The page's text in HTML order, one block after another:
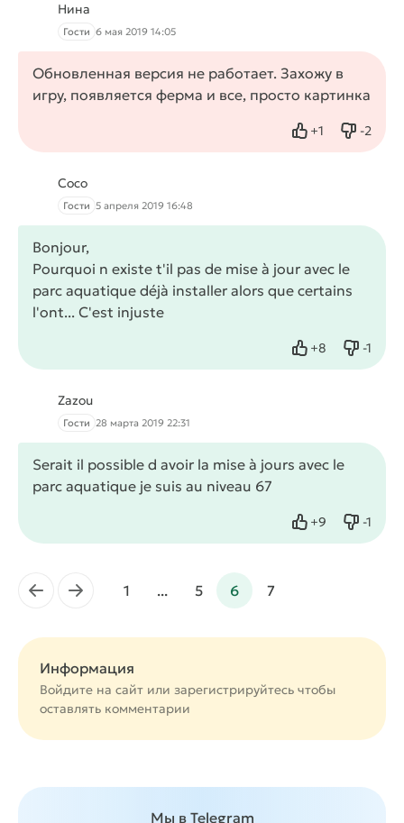
Нина
Гости 6 мая 2019 14:05
Обновленная версия не работает. Захожу в
игру, появляется ферма и все, просто картинка
+1
Нравится -2
Не
Coco
Гости 5 апреля 2019 16:48
Bonjour,
Pourquoi n existe t'il pas de mise à jour avec le
parc aquatique déjà installer alors que certains
l'ont... C'est injuste
+8
Нравится -1
Не
Zazou
Гости 28 марта 2019 22:31
Serait il possible d avoir la mise à jours avec le
parc aquatique je suis au niveau 67
+9
Нравится -1
Не
← → 1 ... 5 6 7
Информация
Войдите на сайт или зарегистрируйтесь чтобы
оставлять комментарии
Мы в Telegram